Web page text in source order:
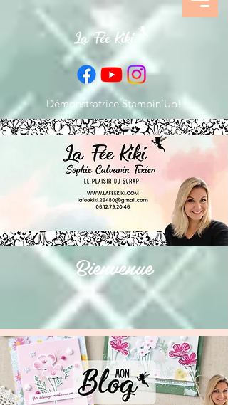
Démonstratrice Stampin’Up!
Bienvenue